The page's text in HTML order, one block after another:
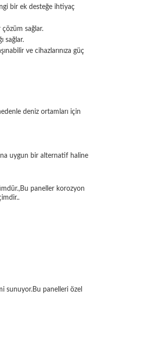
bir ek desteğe ihtiyaç
sağlar.
sağlar.
ve cihazlarınıza güç
deniz ortamları için
uygun bir alternatif haline
paneller korozyon
sunuyor.Bu panelleri özel